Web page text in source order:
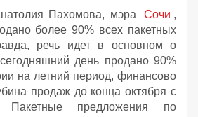
Пахомова, мэра
Сочи ,
более 90% всех пакетных
речь идет в основном о
день продано 90%
на летний период, финансово
продаж до конца октября с
Пакетные предложения по